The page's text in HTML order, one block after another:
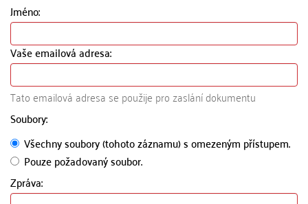
Jméno:
Vaše emailová adresa:
Tato emailová adresa se použije pro zaslání dokumentu
Soubory:
Všechny soubory (tohoto záznamu) s omezeným přístupem.
Pouze požadovaný soubor.
Zpráva: